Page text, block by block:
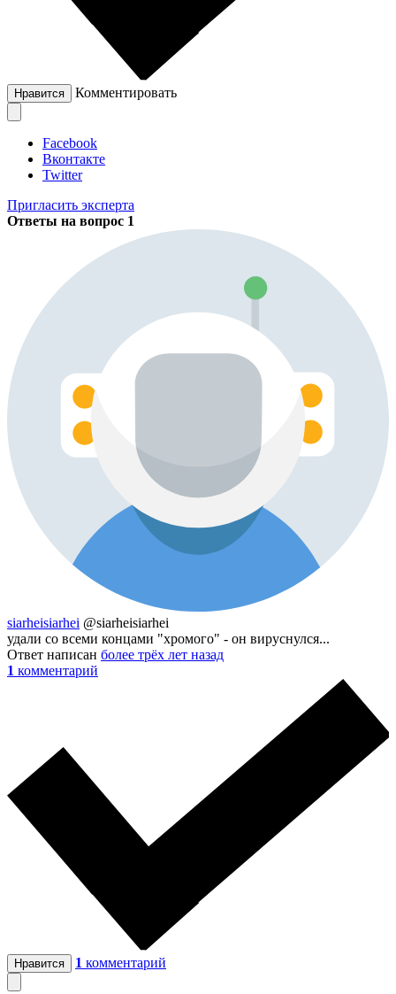
Нравится Комментировать
Facebook
Вконтакте
Twitter
Пригласить эксперта
Ответы на вопрос 1
siarheisiarhei @siarheisiarhei
удали со всеми концами "хромого" - он вируснулся...
Ответ написан более трёх лет назад
1 комментарий
Нравится 1 комментарий